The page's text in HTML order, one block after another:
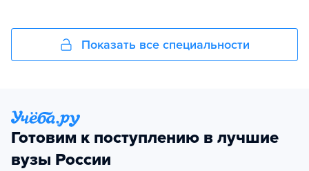
Показать все специальности
Готовим к поступлению в лучшие
вузы России